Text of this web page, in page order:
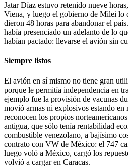
Jatar Díaz estuvo retenido nueve
Viena, y luego el gobierno de Milei lo
dieron 48 horas para abandonar el
había presenciado un adelanto de lo
habían pactado: llevarse el avión sin
Siempre listos
El avión en sí mismo no tiene gran
porque le permitía independencia en
ejemplo fue la provisión de vacunas
movió armas ni explosivos estando en
reconocen los propios
antigua, que sólo tenía rentabilidad
combustible venezolano, a bajísimo
contrato con VW de México: el 747
luego voló a México, cargó los
volvió a cargar en Caracas.